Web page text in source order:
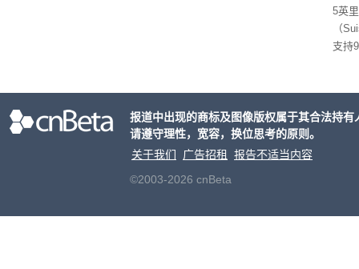
5英
（
支持
议会
报道中出现的商标及图像版权属于其合法持
请遵守理性，宽容，换位思考的原则。
关于我们
广告招租
报告不适当内容
©2003-2026 cnBeta